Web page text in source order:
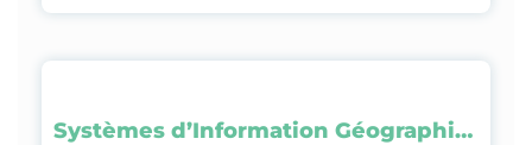
Systèmes d’Information Géographique